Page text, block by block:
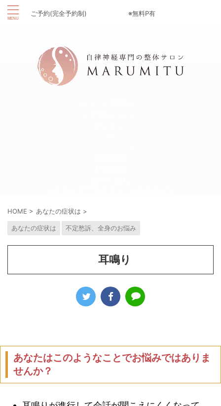
ご予約(完全予約制) ※無料P有
HOME > あなたの症状は >
あなたの症状は 不定愁訴、全身のお悩み
耳鳴り
あなたはこのようなことでお悩みではありま
せんか？